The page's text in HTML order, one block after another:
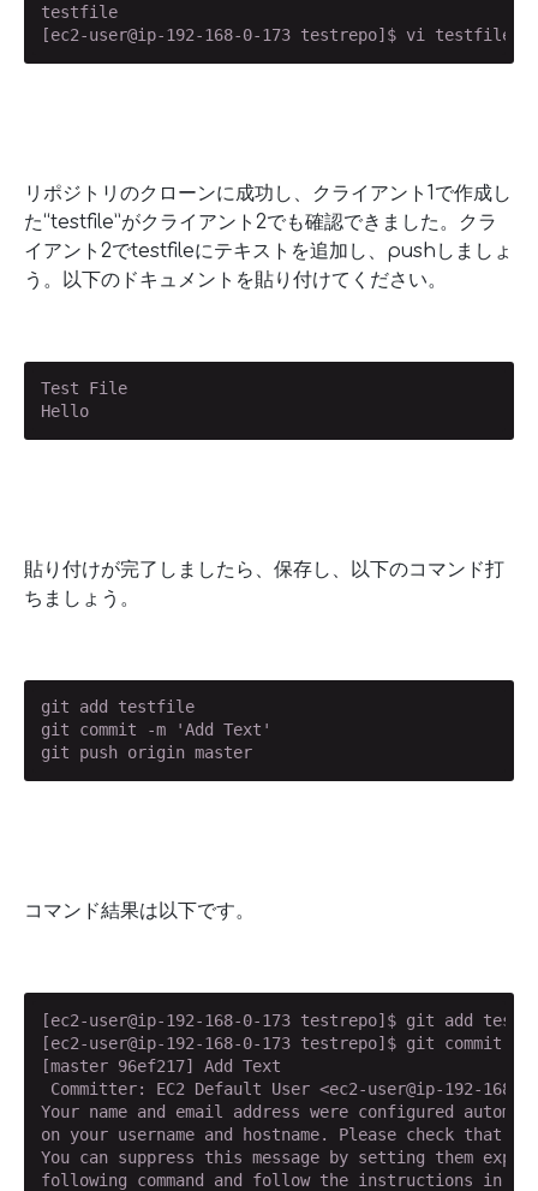
testfile
[ec2-user@ip-192-168-0-173 testrepo]$ vi testfile
リポジトリのクローンに成功し、クライアント1で作成し
た“testfile”がクライアント2でも確認できました。クラ
イアント2でtestfileにテキストを追加し、pushしましょ
う。以下のドキュメントを貼り付けてください。
Test File
Hello
貼り付けが完了しましたら、保存し、以下のコマンド打
ちましょう。
git add testfile
git commit -m 'Add Text'
git push origin master
コマンド結果は以下です。
[ec2-user@ip-192-168-0-173 testrepo]$ git add
[ec2-user@ip-192-168-0-173 testrepo]$ git commit -
[master 96ef217] Add Text
Committer: EC2 Default User <ec2-user@ip-192-
Your name and email address were configured
on your username and hostname. Please check that
You can suppress this message by setting them
following command and follow the instructions in